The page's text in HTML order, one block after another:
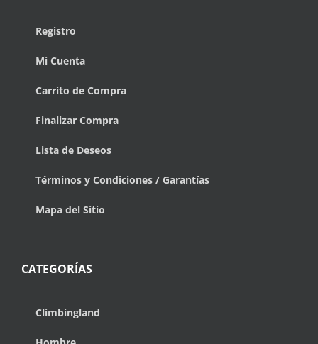
Registro
Mi Cuenta
Carrito de Compra
Finalizar Compra
Lista de Deseos
Términos y Condiciones / Garantías
Mapa del Sitio
CATEGORÍAS
Climbingland